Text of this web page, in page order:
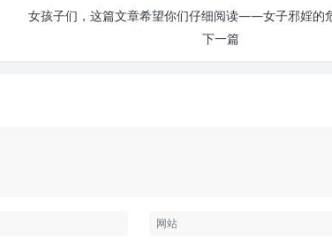
女孩子们，这篇文章希望你们仔细阅读——女子邪婬的
下一篇